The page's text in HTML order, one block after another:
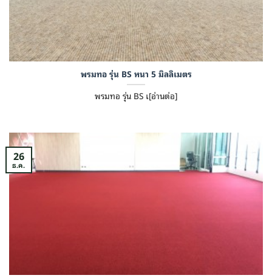
พรมทอ รุ่น BS หนา 5 มิลลิเมตร
พรมทอ รุ่น BS เ[อ่านต่อ]
26
ธ.ค.